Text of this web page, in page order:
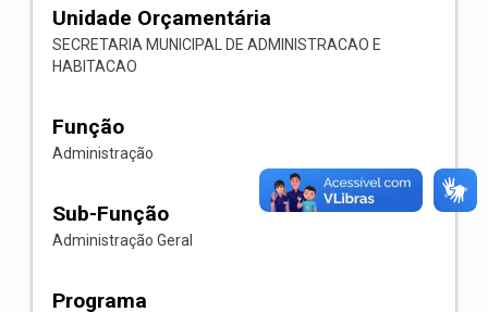
Unidade Orçamentária
SECRETARIA MUNICIPAL DE ADMINISTRACAO E
HABITACAO
Função
Administração
Sub-Função
Administração Geral
Programa